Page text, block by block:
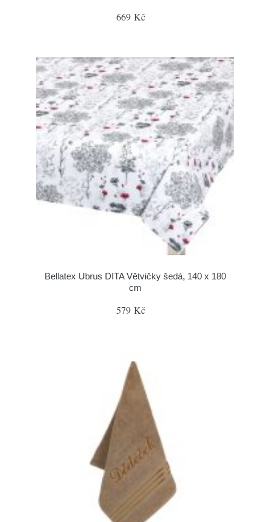
669 Kč
Bellatex Ubrus DITA Větvičky šedá, 140 x 180
cm
579 Kč